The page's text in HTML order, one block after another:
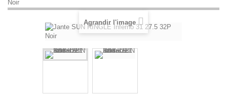
Noir
Agrandir l'image